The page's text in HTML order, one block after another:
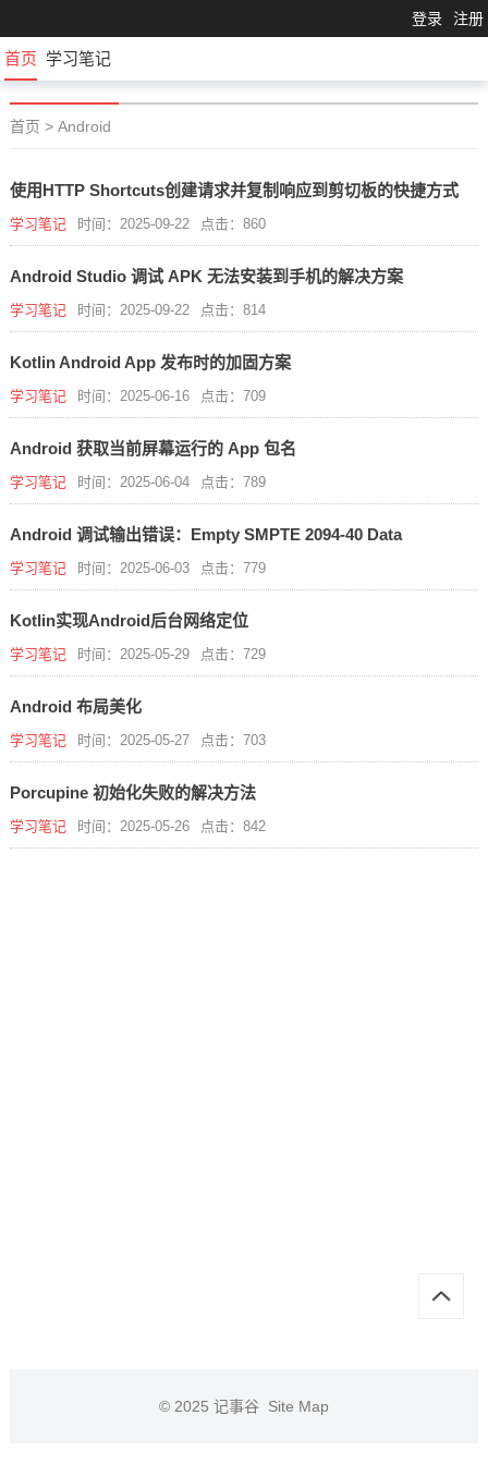
登录 注册
首页 学习笔记
首页 > Android
使用HTTP Shortcuts创建请求并复制响应到剪切板的快捷方式
学习笔记 时间：2025-09-22 点击：860
Android Studio 调试 APK 无法安装到手机的解决方案
学习笔记 时间：2025-09-22 点击：814
Kotlin Android App 发布时的加固方案
学习笔记 时间：2025-06-16 点击：709
Android 获取当前屏幕运行的 App 包名
学习笔记 时间：2025-06-04 点击：789
Android 调试输出错误：Empty SMPTE 2094-40 Data
学习笔记 时间：2025-06-03 点击：779
Kotlin实现Android后台网络定位
学习笔记 时间：2025-05-29 点击：729
Android 布局美化
学习笔记 时间：2025-05-27 点击：703
Porcupine 初始化失败的解决方法
学习笔记 时间：2025-05-26 点击：842
© 2025 记事谷 Site Map